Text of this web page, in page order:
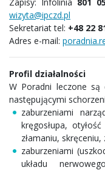
wizyta@ipczd.pl
Sekretariat tel: +48 22
Adres e-mail:
Profil działalności
W Poradni leczone
następującymi
zaburzeniami
kręgosłupa,
złamaniu,
zaburzeniami
układu